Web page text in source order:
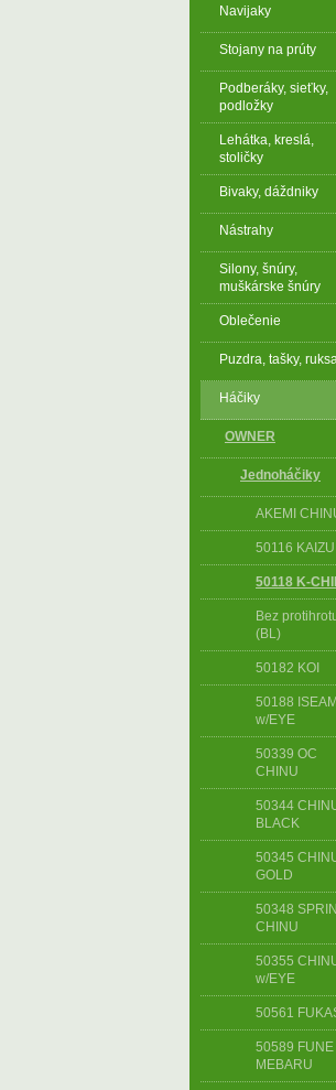
Navijaky
Stojany na prúty
Podberáky, sieťky,
podložky
Lehátka, kreslá,
stoličky
Bivaky, dáždniky
Nástrahy
Silony, šnúry,
muškárske šnúry
Oblečenie
Puzdra, tašky,
Háčiky
OWNER
Jednoháčiky
AKEMI
50116 KAIZU
50118 K-
Bez
(BL)
50182 KOI
50188
w/EYE
50339 OC
CHINU
50344
BLACK
50345
GOLD
50348
CHINU
50355
w/EYE
50561
50589 FUNE
MEBARU